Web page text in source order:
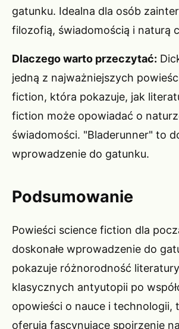
gatunku. Idealna dla osób
filozofią, świadomością i naturą
Dlaczego warto przeczytać:
jedną z najważniejszych
fiction, która pokazuje, jak
fiction może opowiadać o
świadomości. "Bladerunner" to
wprowadzenie do gatunku.
Podsumowanie
Powieści science fiction dla
doskonałe wprowadzenie do
pokazuje różnorodność
klasycznych antyutopii po
opowieści o nauce i technologii,
oferują fascynujące spojrzenie